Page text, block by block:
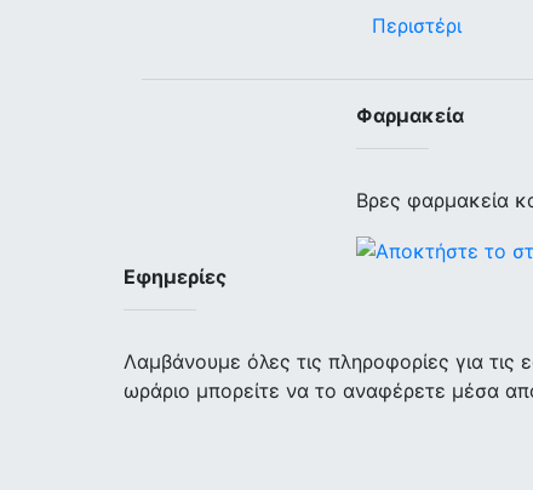
Περιστέρι
Φαρμακεία
Βρες φαρμακεία
Εφημερίες
Λαμβάνουμε όλες τις πληροφορίες για
ωράριο μπορείτε να το αναφέρετε μέσα